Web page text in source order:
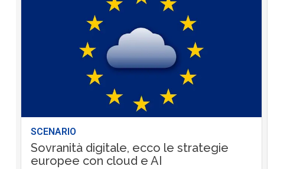
SCENARIO
Sovranità digitale, ecco le strategie
europee con cloud e AI